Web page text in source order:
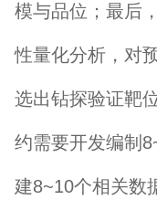
模与品位；最后
性量化分析，对
选出钻探验证靶
约需要开发编制
建8~10个相关数